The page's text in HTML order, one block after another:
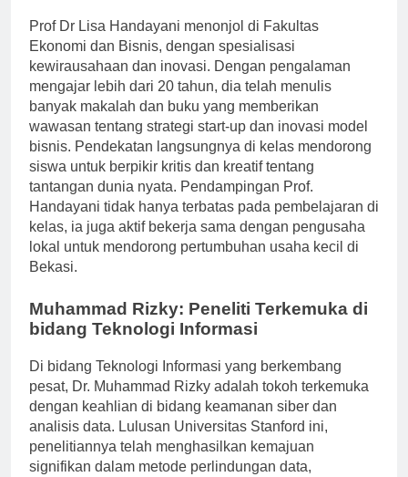
Prof Dr Lisa Handayani menonjol di Fakultas
Ekonomi dan Bisnis, dengan spesialisasi
kewirausahaan dan inovasi. Dengan pengalaman
mengajar lebih dari 20 tahun, dia telah menulis
banyak makalah dan buku yang memberikan
wawasan tentang strategi start-up dan inovasi model
bisnis. Pendekatan langsungnya di kelas mendorong
siswa untuk berpikir kritis dan kreatif tentang
tantangan dunia nyata. Pendampingan Prof.
Handayani tidak hanya terbatas pada pembelajaran di
kelas, ia juga aktif bekerja sama dengan pengusaha
lokal untuk mendorong pertumbuhan usaha kecil di
Bekasi.
Muhammad Rizky: Peneliti Terkemuka di
bidang Teknologi Informasi
Di bidang Teknologi Informasi yang berkembang
pesat, Dr. Muhammad Rizky adalah tokoh terkemuka
dengan keahlian di bidang keamanan siber dan
analisis data. Lulusan Universitas Stanford ini,
penelitiannya telah menghasilkan kemajuan
signifikan dalam metode perlindungan data,